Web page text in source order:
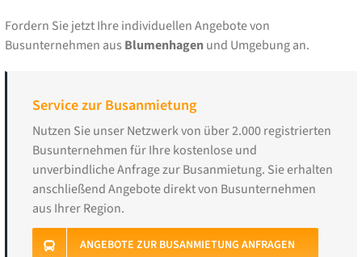
Fordern Sie jetzt Ihre individuellen Angebote von
Busunternehmen aus Blumenhagenund Umgebung an.
Service zur Busanmietung
Nutzen Sie unser Netzwerk von über 2.000 registrierten
Busunternehmen für Ihre kostenlose und
unverbindliche Anfrage zur Busanmietung. Sie erhalten
anschließend Angebote direkt von Busunternehmen
aus Ihrer Region.
ANGEBOTE ZUR BUSANMIETUNG ANFRAGEN